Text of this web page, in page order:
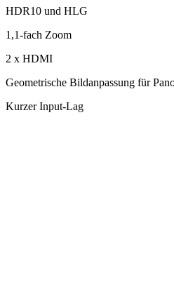
HDR10 und HLG
1,1-fach Zoom
2 x HDMI
Geometrische Bildanpassung für
Kurzer Input-Lag